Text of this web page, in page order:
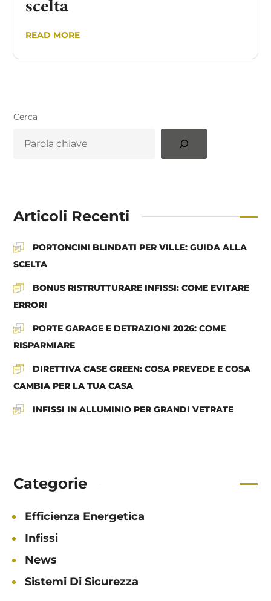
scelta
READ MORE
Cerca
Articoli Recenti
PORTONCINI BLINDATI PER VILLE: GUIDA ALLA
SCELTA
BONUS RISTRUTTURARE INFISSI: COME EVITARE
ERRORI
PORTE GARAGE E DETRAZIONI 2026: COME
RISPARMIARE
DIRETTIVA CASE GREEN: COSA PREVEDE E COSA
CAMBIA PER LA TUA CASA
INFISSI IN ALLUMINIO PER GRANDI VETRATE
Categorie
Efficienza Energetica
Infissi
News
Sistemi Di Sicurezza